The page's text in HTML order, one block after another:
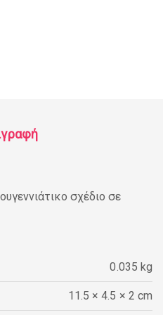
σχέδιο σε
0.035 kg
11.5 × 4.5 × 2 cm